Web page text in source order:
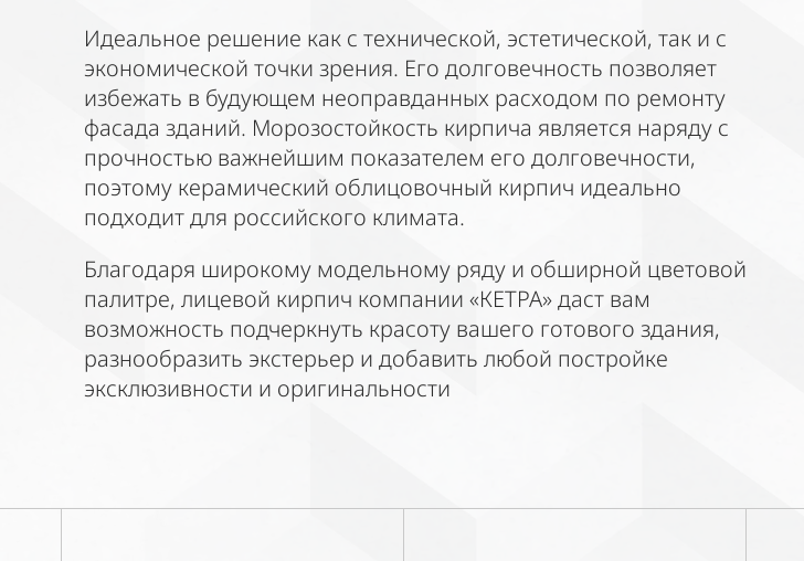
Идеальное решение как с технической, эстетической, так и с
экономической точки зрения. Его долговечность позволяет
избежать в будующем неоправданных расходом по ремонту
фасада зданий. Морозостойкость кирпича является наряду с
прочностью важнейшим показателем его долговечности,
поэтому керамический облицовочный кирпич идеально
подходит для российского климата.
Благодаря широкому модельному ряду и обширной цветовой
палитре, лицевой кирпич компании «КЕТРА» даст вам
возможность подчеркнуть красоту вашего готового здания,
разнообразить экстерьер и добавить любой постройке
эксклюзивности и оригинальности